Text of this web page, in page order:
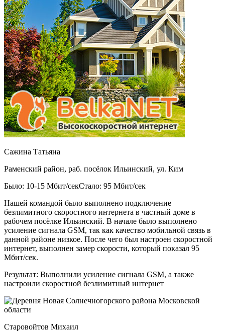
Сажина Татьяна
Раменский район, раб. посёлок Ильинский, ул. Ким
Было: 10-15 Мбит/секСтало: 95 Мбит/сек
Нашей командой было выполнено подключение
безлимитного скоростного интернета в частный доме в
рабочем посёлке Ильинский. В начале было выполнено
усиление сигнала GSM, так как качество мобильной связь в
данной районе низкое. После чего был настроен скоростной
интернет, выполнен замер скорости, который показал 95
Мбит/сек.
Результат: Выполнили усиление сигнала GSM, а также
настроили скоростной безлимитный интернет
Старовойтов Михаил